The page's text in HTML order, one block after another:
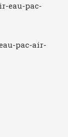
eau-pac-
pac-air-